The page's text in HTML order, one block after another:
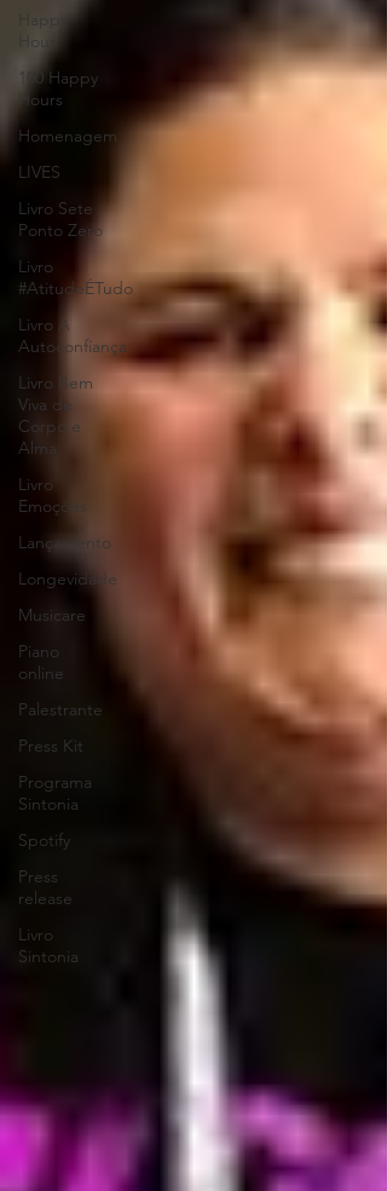
Happy
Hour
100 Happy
Hours
Homenagem
LIVES
Livro Sete
Ponto Zero
Livro
#AtitudeÉTudo
Livro A
Autoconfiança
Livro Bem
Viva de
Corpo e
Alma
Livro
Emoções
Lançamento
Longevidade
Musicare
Piano
online
Palestrante
Press Kit
Programa
Sintonia
Spotify
Press
release
Livro
Sintonia